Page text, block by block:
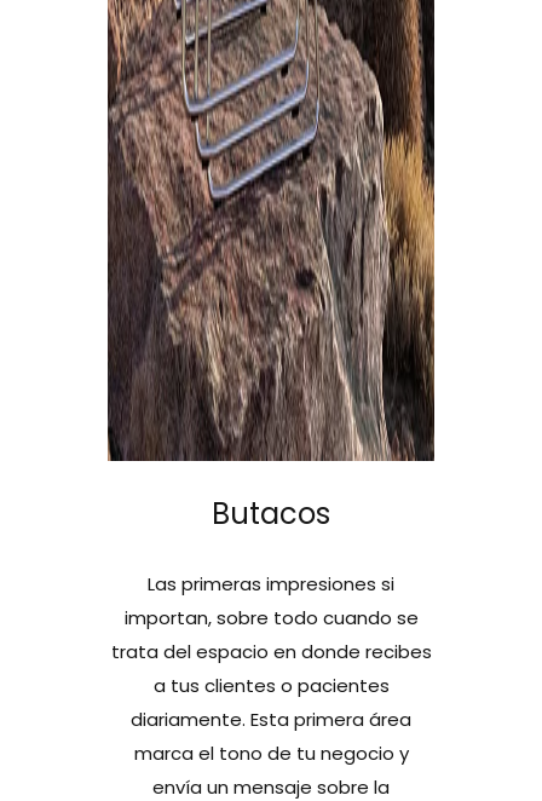
Butacos
Las primeras impresiones si
importan, sobre todo cuando se
trata del espacio en donde recibes
a tus clientes o pacientes
diariamente. Esta primera área
marca el tono de tu negocio y
envía un mensaje sobre la